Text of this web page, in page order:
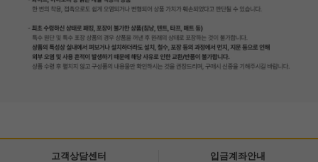
고객상담센터 입금계좌안내